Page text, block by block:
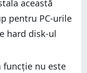
această
pentru PC-urile
hard disk-ul
funcție nu este